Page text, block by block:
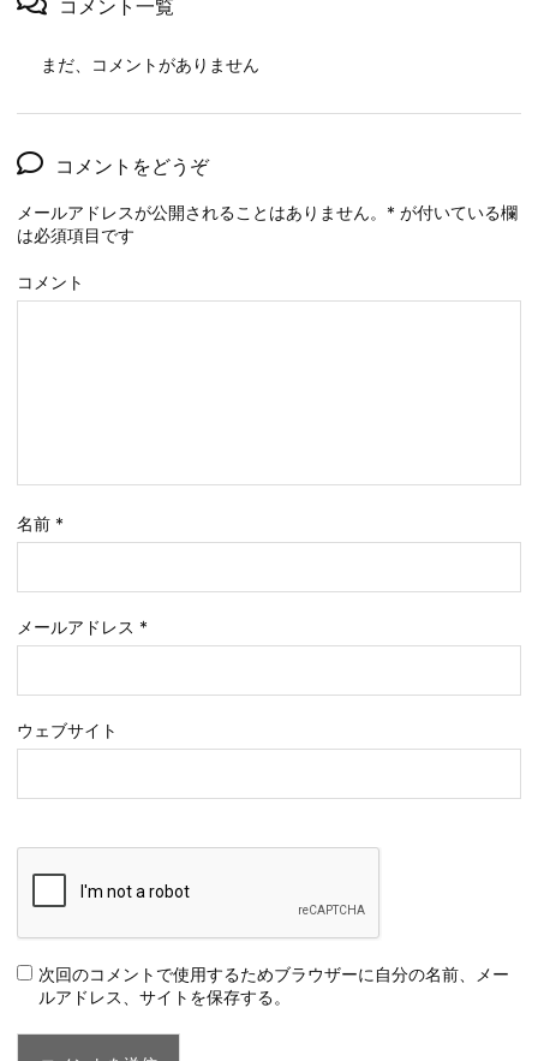
コメント一覧
まだ、コメントがありません
コメントをどうぞ
メールアドレスが公開されることはありません。 * が付いている欄
は必須項目です
コメント
名前 *
メールアドレス *
ウェブサイト
次回のコメントで使用するためブラウザーに自分の名前、メー
ルアドレス、サイトを保存する。